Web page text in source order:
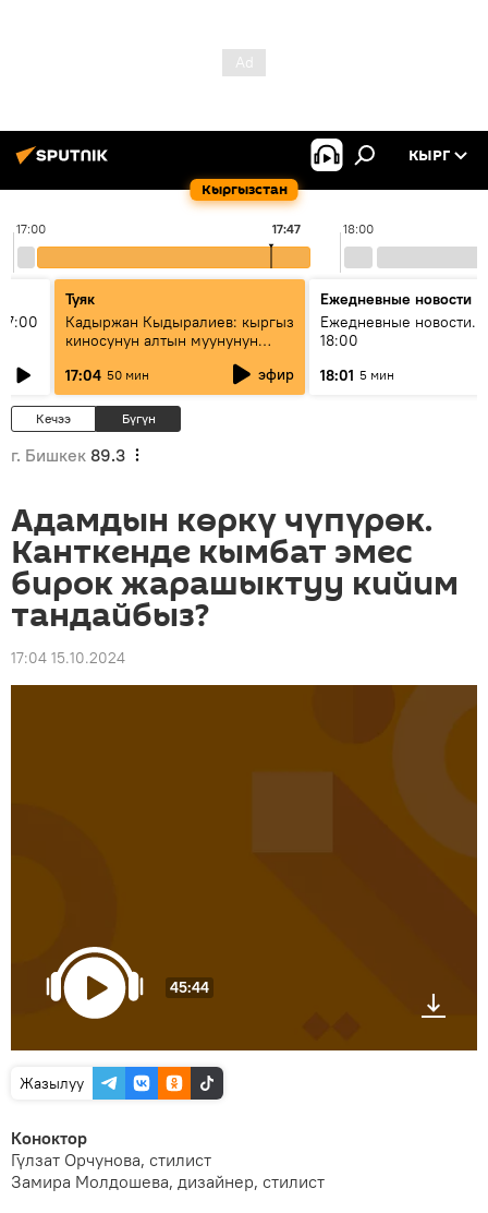
Кыргызстан
КЫРГ
17:00 18:00
17:47
Туяк
Кадыржан Кыдыралиев: кыргыз
киносунун алтын муунунун
17:04 50 мин эфир
Ежедневные новости
Ежедневные новости.
18:00
18:01 5 мин
Кечээ Бүгүн
г. Бишкек 89.3
Адамдын көркү чүпүрөк.
Канткенде кымбат эмес
бирок жарашыктуу кийим
тандайбыз?
17:04 15.10.2024
45:44
Жазылуу
Коноктор
Гүлзат Орчунова, стилист
Замира Молдошева, дизайнер, стилист